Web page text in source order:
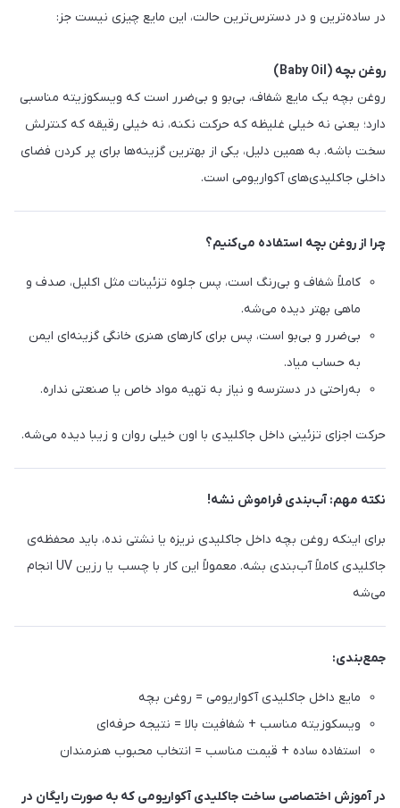
در ساده‌ترین و در دسترس‌ترین حالت، این مایع چیزی نیست جز:
روغن بچه (Baby Oil)
روغن بچه یک مایع شفاف، بی‌بو و بی‌ضرر است که ویسکوزیته مناسبی
دارد؛ یعنی نه خیلی غلیظه که حرکت نکنه، نه خیلی رقیقه که کنترلش
سخت باشه. به همین دلیل، یکی از بهترین گزینه‌ها برای پر کردن فضای
داخلی جاکلیدی‌های آکواریومی است.
چرا از روغن بچه استفاده می‌کنیم؟
کاملاً شفاف و بی‌رنگ است، پس جلوه تزئینات مثل اکلیل، صدف و
ماهی بهتر دیده می‌شه.
بی‌ضرر و بی‌بو است، پس برای کارهای هنری خانگی گزینه‌ای ایمن
به حساب میاد.
به‌راحتی در دسترسه و نیاز به تهیه مواد خاص یا صنعتی نداره.
حرکت اجزای تزئینی داخل جاکلیدی با اون خیلی روان و زیبا دیده می‌شه.
نکته مهم: آب‌بندی فراموش نشه!
برای اینکه روغن بچه داخل جاکلیدی نریزه یا نشتی نده، باید محفظه‌ی
جاکلیدی کاملاً آب‌بندی بشه. معمولاً این کار با چسب یا رزین UV انجام
می‌شه
جمع‌بندی:
مایع داخل جاکلیدی آکواریومی = روغن بچه
ویسکوزیته مناسب + شفافیت بالا = نتیجه حرفه‌ای
استفاده ساده + قیمت مناسب = انتخاب محبوب هنرمندان
در آموزش اختصاصی ساخت جاکلیدی آکواریومی که به صورت رایگان در